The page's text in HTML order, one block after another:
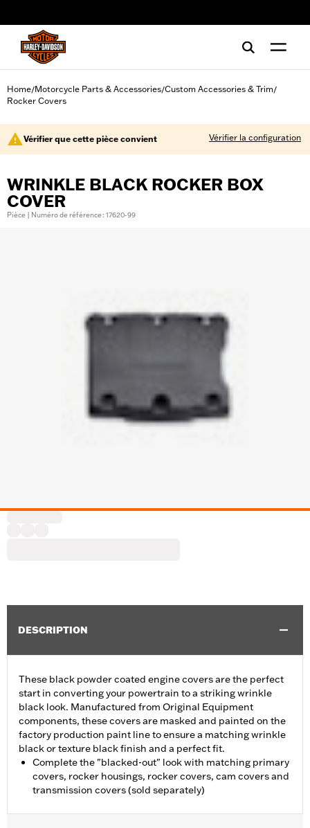
Home/Motorcycle Parts & Accessories/Custom Accessories & Trim/
Rocker Covers
Vérifier que cette pièce convient Vérifier la configuration
WRINKLE BLACK ROCKER BOX
COVER
Pièce | Numéro de référence : 17620-99
DESCRIPTION
These black powder coated engine covers are the perfect
start in converting your powertrain to a striking wrinkle
black look. Manufactured from Original Equipment
components, these covers are masked and painted on the
factory production paint line to ensure a matching wrinkle
black or texture black finish and a perfect fit.
Complete the "blacked-out" look with matching primary
covers, rocker housings, rocker covers, cam covers and
transmission covers (sold separately)